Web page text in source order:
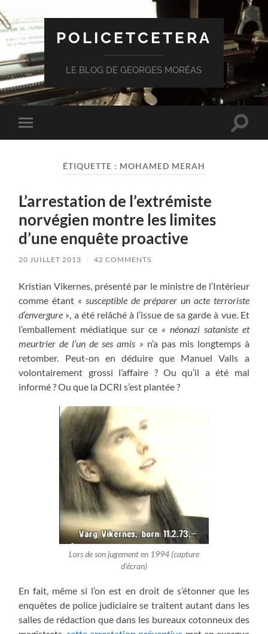
POLICETCETERA
LE BLOG DE GEORGES MORÉAS
Toggle
mobile
Toggle
ÉTIQUETTE : MOHAMED MERAH
L’arrestation de l’extrémiste
norvégien montre les limites
d’une enquête proactive
20 JUILLET 2013 / 42 COMMENTS
Kristian Vikernes, présenté par le ministre de l’Intérieur
comme étant « susceptible de préparer un acte terroriste
d’envergure », a été relâché à l’issue de sa garde à vue. Et
l’emballement médiatique sur ce « néonazi sataniste et
meurtrier de l’un de ses amis » n’a pas mis longtemps à
retomber. Peut-on en déduire que Manuel Valls a
volontairement grossi l’affaire ? Ou qu’il a été mal
informé ? Ou que la DCRI s’est plantée ?
Lors de son jugement en 1994 (capture
d’écran)
En fait, même si l’on est en droit de s’étonner que les
enquêtes de police judiciaire se traitent autant dans les
salles de rédaction que dans les bureaux cotonneux des